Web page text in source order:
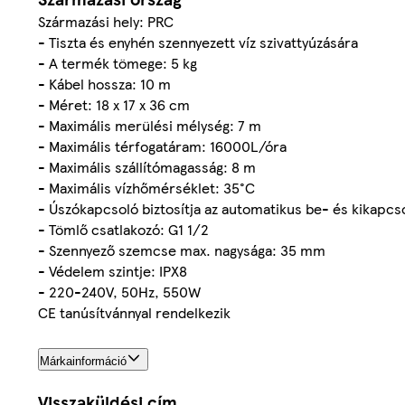
Származási hely: PRC
- Tiszta és enyhén szennyezett víz szivattyúzására
- A termék tömege: 5 kg
- Kábel hossza: 10 m
- Méret: 18 x 17 x 36 cm
- Maximális merülési mélység: 7 m
- Maximális térfogatáram: 16000L/óra
- Maximális szállítómagasság: 8 m
- Maximális vízhőmérséklet: 35°C
- Úszókapcsoló biztosítja az automatikus be- és
- Tömlő csatlakozó: G1 1/2
- Szennyező szemcse max. nagysága: 35 mm
- Védelem szintje: IPX8
- 220-240V, 50Hz, 550W
CE tanúsítvánnyal rendelkezik
Márkainformáció